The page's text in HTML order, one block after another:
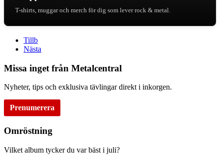
T-shirts, muggar och merch för dig som lever rock & metal.
Tillb
Nästa
Missa inget från Metalcentral
Nyheter, tips och exklusiva tävlingar direkt i inkorgen.
Prenumerera
Omröstning
Vilket album tycker du var bäst i juli?